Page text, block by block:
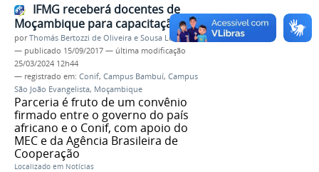
IFMG receberá docentes de
Moçambique para capacitação
porThomás Bertozzi de Oliveira e Sousa Leão
— publicado 15/09/2017 — última modificação
25/03/2024 12h44
— registrado em: Conif, Campus Bambuí, Campus
São João Evangelista, Moçambique
Parceria é fruto de um convênio
firmado entre o governo do país
africano e o Conif, com apoio do
MEC e da Agência Brasileira de
Cooperação
Localizado em Notícias